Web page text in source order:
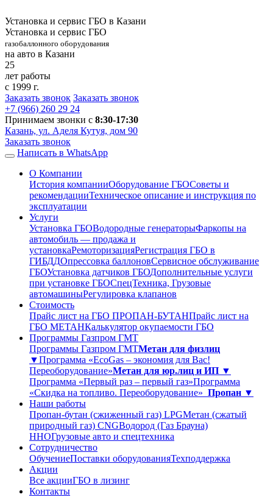
Установка и сервис ГБО в Казани
Установка и сервис ГБО
газобаллонного оборудования
на авто в Казани
25
лет работы
с 1999 г.
Заказать звонок Заказать звонок
+7 (966) 260 29 24
Принимаем звонки с 8:30-17:30
Казань, ул. Аделя Кутуя, дом 90
Заказать звонок
Написать в WhatsApp
О Компании
История компанииОборудование ГБОСоветы и
рекомендацииТехническое описание и инструкция по
эксплуатации
Услуги
Установка ГБОВодородные генераторыФаркопы на
автомобиль — продажа и
установкаРемоторизацияРегистрация ГБО в
ГИБДДОпрессовка баллоновСервисное обслуживание
ГБОУстановка датчиков ГБОДополнительные услуги
при установке ГБОСпецТехника, Грузовые
автомашиныРегулировка клапанов
Стоимость
Прайс лист на ГБО ПРОПАН-БУТАНПрайс лист на
ГБО МЕТАНКалькулятор окупаемости ГБО
Программы Газпром ГМТ
Программы Газпром ГМТМетан для физлиц
▼Программа «EcoGas – экономия для Вас!
Переоборудование»Метан для юр.лиц и ИП ▼
Программа «Первый раз – первый газ»Программа
«Скидка на топливо. Переоборудование» Пропан ▼
Наши работы
Пропан-бутан (сжиженный газ) LPGМетан (сжатый
природный газ) CNGВодород (Газ Брауна)
ННОГрузовые авто и спецтехника
Сотрудничество
ОбучениеПоставки оборудованияТехподдержка
Акции
Все акцииГБО в лизинг
Контакты